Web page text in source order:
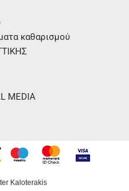
καθαρισμού
MEDIA
Kaloterakis